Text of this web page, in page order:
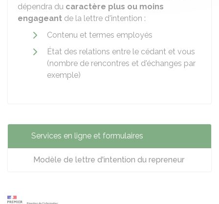
dépendra du caractère plus ou moins
engageant de la lettre d'intention :
Contenu et termes employés
État des relations entre le cédant et vous
(nombre de rencontres et d'échanges par
exemple)
Services en ligne et formulaires
Modèle de lettre d'intention du repreneur